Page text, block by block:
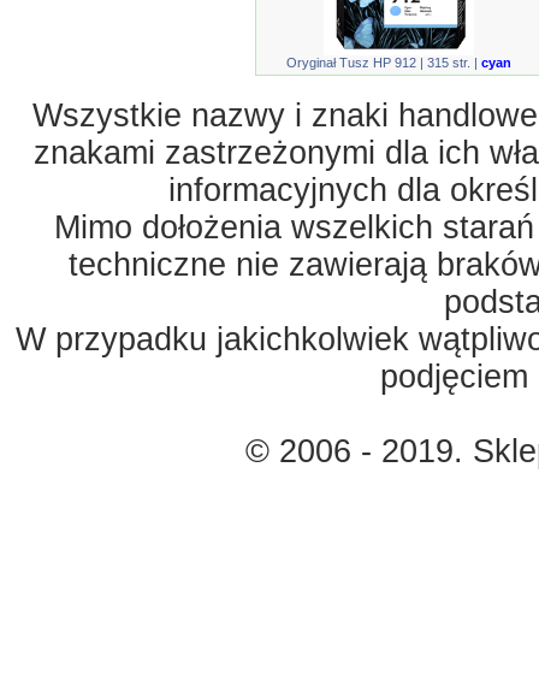
Oryginał Tusz HP 912 | 315 str. | cyan
Wszystkie nazwy i znaki
znakami zastrzeżonymi dla ich
informacyjnych dla
Mimo dołożenia wszelkich
techniczne nie zawierają
W przypadku jakichkolwiek
© 2006 - 2019.